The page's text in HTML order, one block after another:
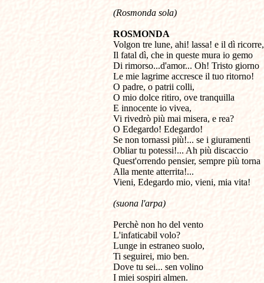
(Rosmonda sola)
ROSMONDA
Volgon tre lune, ahi! lassa! e il dì ricorre,
Il fatal dì, che in queste mura io gemo
Di rimorso...d'amor... Oh! Tristo giorno
Le mie lagrime accresce il tuo ritorno!
O padre, o patrii colli,
O mio dolce ritiro, ove tranquilla
E innocente io vivea,
Vi rivedrò più mai misera, e rea?
O Edegardo! Edegardo!
Se non tornassi più!... se i giuramenti
Obliar tu potessi!... Ah più discaccio
Quest'orrendo pensier, sempre più torna
Alla mente atterrita!...
Vieni, Edegardo mio, vieni, mia vita!
(suona l'arpa)
Perchè non ho del vento
L'infaticabil volo?
Lunge in estraneo suolo,
Ti seguirei, mio ben.
Dove tu sei... sen volino
I miei sospiri almen.